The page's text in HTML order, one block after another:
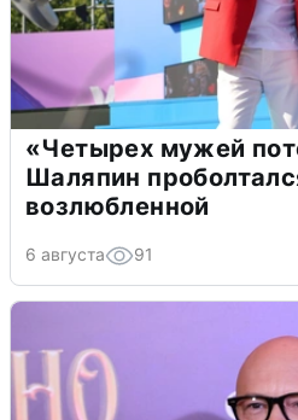
«Четырех мужей
Шаляпин
возлюбленной
6 августа 91